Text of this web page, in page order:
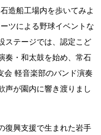
造船工場内を歩いてみよ
ツによる野球イベントな
ステージでは、認定こど
奏・和太鼓を始め、常石
会 軽音楽部のバンド演奏
声が園内に響き渡りまし
復興支援で生まれた岩手